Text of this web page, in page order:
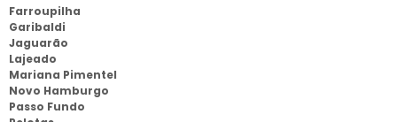
Farroupilha
Garibaldi
Jaguarão
Lajeado
Mariana Pimentel
Novo Hamburgo
Passo Fundo